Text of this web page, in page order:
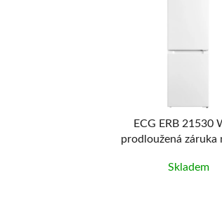
ECG ERB 21530
prodloužená záruka
Skladem